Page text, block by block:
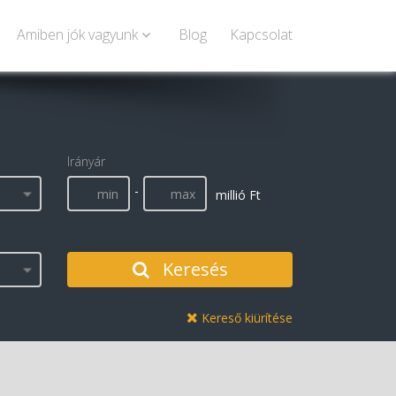
Amiben jók vagyunk Blog Kapcsolat
Irányár
-
millió Ft
Keresés
Kereső kiürítése